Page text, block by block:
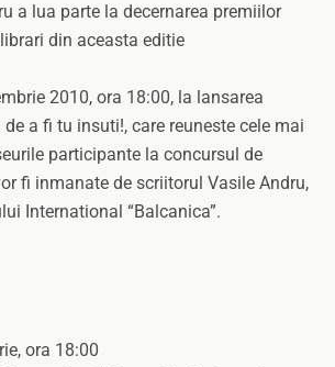
a lua parte la decernarea premiilor
din aceasta editie
2010, ora 18:00, la lansarea
a fi tu insuti!, care reuneste cele mai
participante la concursul de
fi inmanate de scriitorul Vasile Andru,
International “Balcanica”.
ora 18:00